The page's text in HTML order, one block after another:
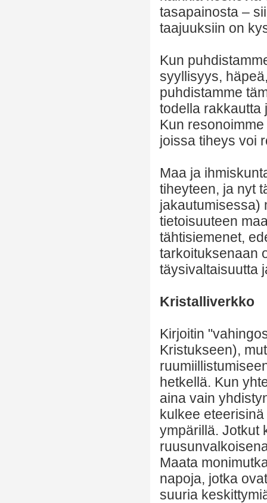
tasapainosta –
taajuuksiin on
Kun
syyllisyys,
puhdistamme
todella rakkautta
Kun
joissa tiheys voi
Maa ja
tiheyteen, ja nyt
jakautumisessa)
tietoisuuteen
tähtisiemenet,
tarkoituksenaan
täysivaltaisuutta
Kristalliverkko
Kirjoitin
Kristukseen),
hetkellä. Kun
aina vain
kulkee
ympärillä. Jotkut
Maata
napoja, jotka
suuria